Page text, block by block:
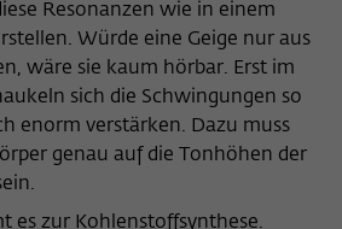
Resonanzen wie in einem
Würde eine Geige nur aus
wäre sie kaum hörbar. Erst im
sich die Schwingungen so
enorm verstärken. Dazu muss
genau auf die Tonhöhen der
es zur Kohlenstoffsynthese.